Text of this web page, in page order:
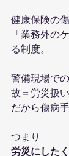
健康保険の
「業務外の
る制度。
警備現場で
故＝労災扱い
だから傷病
つまり
労災にした